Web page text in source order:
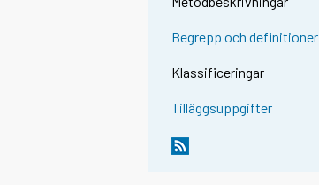
Begrepp och definitioner
Klassificeringar
Tilläggsuppgifter